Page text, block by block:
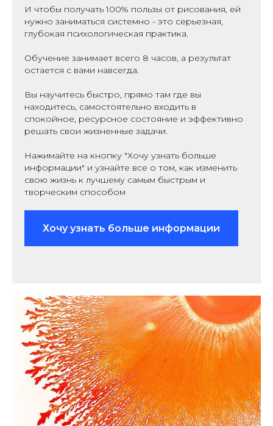
И чтобы получать 100% пользы от рисования, ей
нужно заниматься системно - это серьезная,
глубокая психологическая практика.
Обучение занимает всего 8 часов, а результат
остается с вами навсегда.
Вы научитесь быстро, прямо там где вы
находитесь, самостоятельно входить в
спокойное, ресурсное состояние и эффективно
решать свои жизненные задачи.
Нажимайте на кнопку "Хочу узнать больше
информации" и узнайте все о том, как изменить
свою жизнь к лучшему самым быстрым и
творческим способом
Хочу узнать больше информации